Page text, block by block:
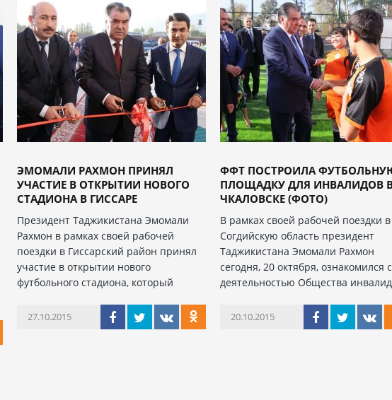
ЭМОМАЛИ РАХМОН ПРИНЯЛ
УЧАСТИЕ В ОТКРЫТИИ НОВОГО
СТАДИОНА В ГИССАРЕ
Президент Таджикистана Эмомали
Рахмон в рамках своей рабочей
поездки в Гиссарский район принял
участие в открытии нового
футбольного стадиона, который
27.10.2015
ФФТ ПОСТРОИЛА
ПЛОЩАДКУ ДЛЯ ИНВАЛИДОВ
ЧКАЛОВСКЕ (ФОТО)
В рамках своей рабочей поездки в
Согдийскую область президент
Таджикистана Эмомали Рахмон
сегодня, 20 октября, ознакомился с
деятельностью Общества
20.10.2015